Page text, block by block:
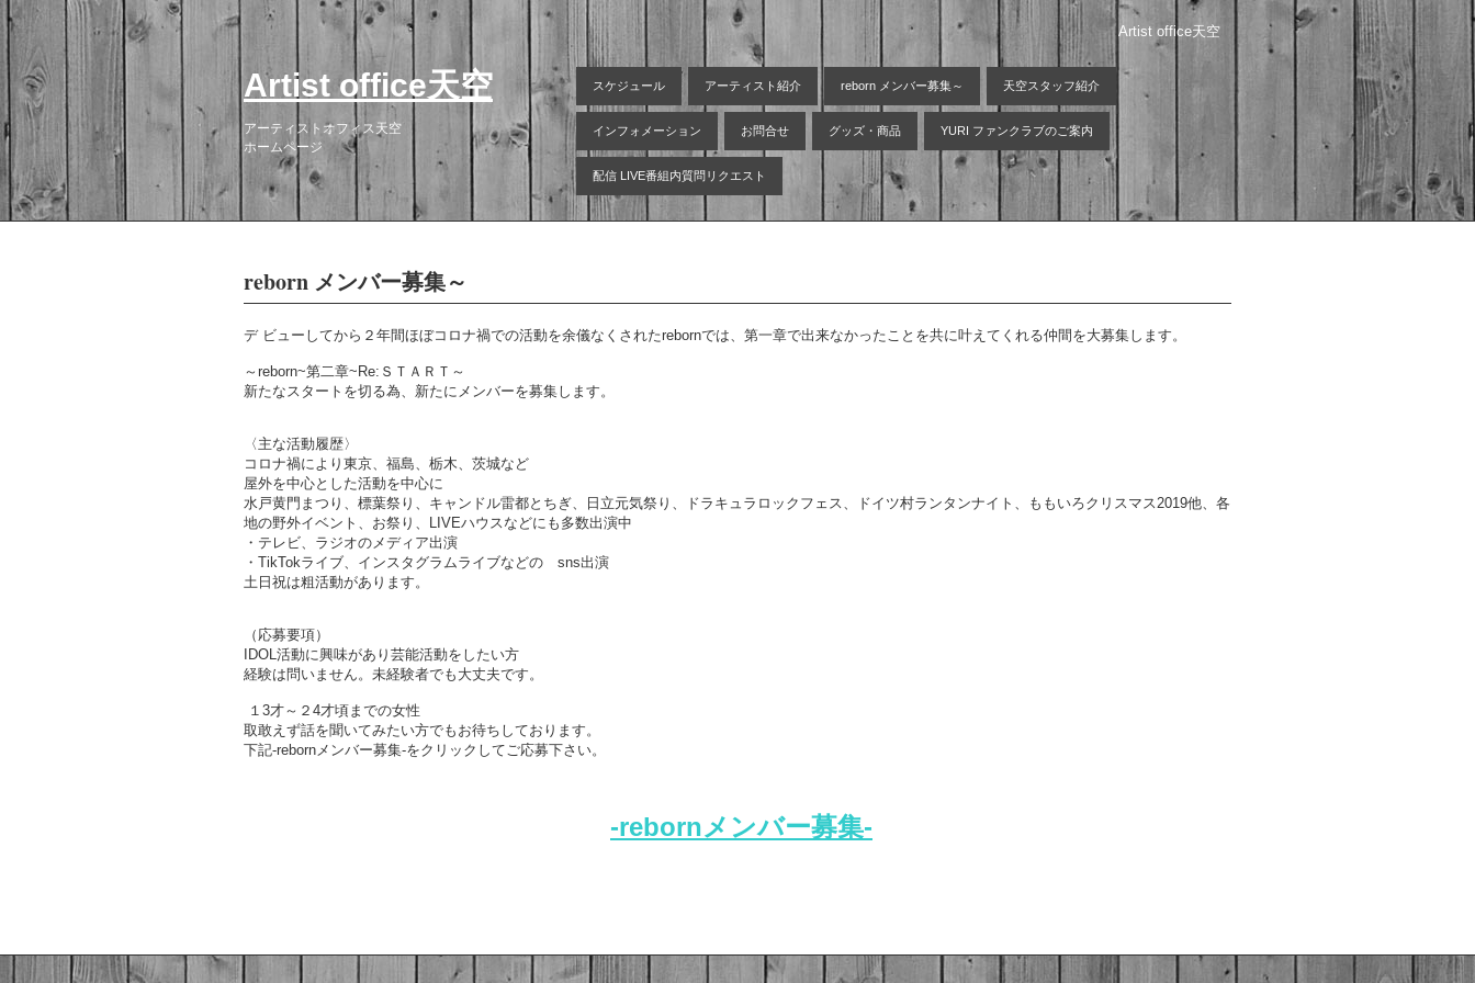
Artist office天空
Artist office天空
アーティストオフィス天空
ホームページ
スケジュール アーティスト紹介 reborn メンバー募集～ 天空スタッフ紹介
インフォメーション お問合せ グッズ・商品 YURI ファンクラブのご案内
配信 LIVE番組内質問リクエスト
reborn メンバー募集～
デ ビューしてから２年間ほぼコロナ禍での活動を余儀なくされたrebornでは、 第一章で出来なかったことを共に叶えてくれる仲間を大募集します。
～ reborn~第二章~Re:ＳＴＡＲＴ ～
新たなスタートを切る為、 新たにメンバーを募集します。
〈主な活動履歴〉
コロナ禍により東京、福島、栃木、茨城など
屋外を中心とした活動を中心に
水戸黄門まつり、標葉祭り、キャンドル雷都とちぎ、日立元気祭り、ドラキュラロックフェス、ドイツ村ランタンナイト、ももいろクリスマス2019他、 各
地の野外イベント、お祭り、
LIVEハウスなどにも多数出演中
・テレビ、ラジオのメディア出演
・TikTokライブ、インスタグラムライブなどの sns出演
土日祝は粗活動があります。
（応募要項）
IDOL活動に興味があり 芸能活動をしたい方
経験は問いません。 未経験者でも大丈夫です。
１3才～２4才頃までの女性
取敢えず話を聞いてみたい方でもお待ちしております。
下記-rebornメンバー募集-をクリックしてご応募下さい。
-rebornメンバー募集-